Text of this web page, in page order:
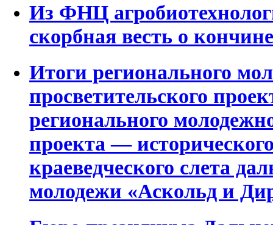
Из ФНЦ
скорбная весть о
Итоги регионального
просветительского
регионального
проекта —
краеведческого слета
молодежи «Аскольд и